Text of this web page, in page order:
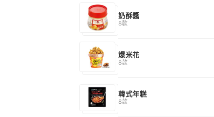
奶酥醬
8款
爆米花
8款
韓式年糕
8款